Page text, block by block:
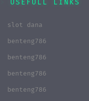
USEFULL LINKS
slot dana
benteng786
benteng786
benteng786
benteng786